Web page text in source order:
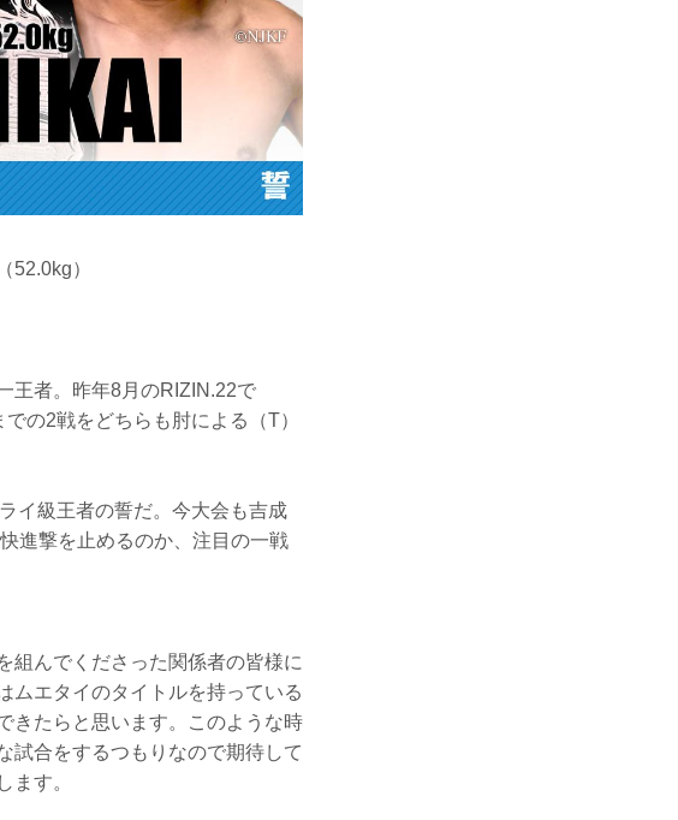
52.0kg）
王者。昨年8月のRIZIN.22で
の2戦をどちらも肘による（T）
イ級王者の誓だ。今大会も吉成
進撃を止めるのか、注目の一戦
組んでくださった関係者の皆様に
ムエタイのタイトルを持っている
きたらと思います。このような時
試合をするつもりなので期待して
ます。